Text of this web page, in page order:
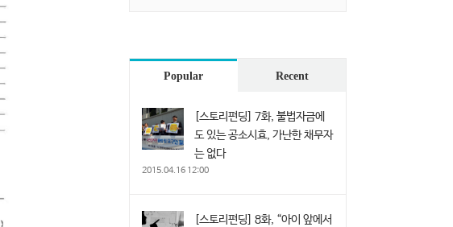
Popular Recent
[스토리펀딩] 7화, 불법자금에
도 있는 공소시효, 가난한 채무자
는 없다
2015.04.16 12:00
[스토리펀딩] 8화, “아이 앞에서